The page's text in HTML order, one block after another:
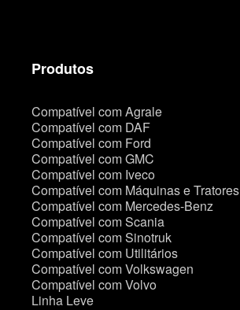
Produtos
Compatível com Agrale
Compatível com DAF
Compatível com Ford
Compatível com GMC
Compatível com Iveco
Compatível com Máquinas e Tratores
Compatível com Mercedes-Benz
Compatível com Scania
Compatível com Sinotruk
Compatível com Utilitários
Compatível com Volkswagen
Compatível com Volvo
Linha Leve